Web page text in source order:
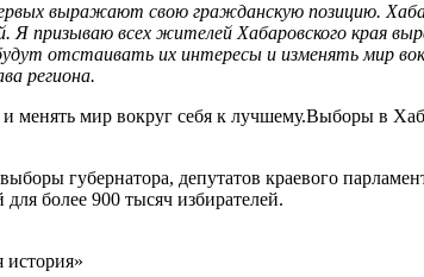
выражают свою гражданскую позицию.
Я призываю всех жителей Хабаровского края
отстаивать их интересы и изменять мир
региона.
мир вокруг себя к лучшему.Выборы в
губернатора, депутатов краевого
более 900 тысяч избирателей.